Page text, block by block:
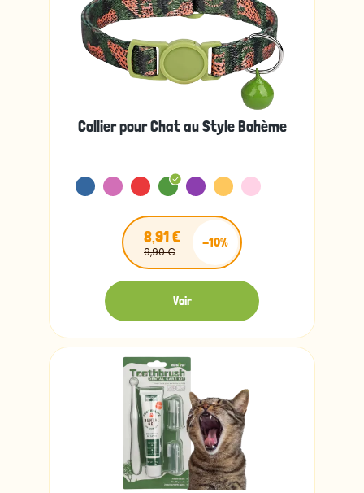
Collier pour Chat au Style Bohème
8,91 €
9,90 €
-10%
Voir